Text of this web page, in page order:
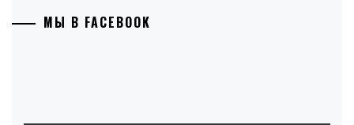
МЫ В FACEBOOK